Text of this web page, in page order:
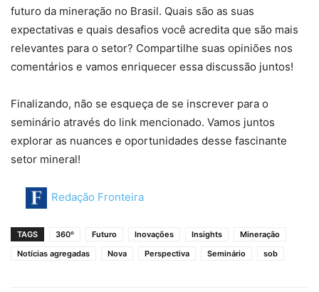
futuro da mineração no Brasil. Quais são as suas
expectativas e quais desafios você acredita que são mais
relevantes para o setor? Compartilhe suas opiniões nos
comentários e vamos enriquecer essa discussão juntos!
Finalizando, não se esqueça de se inscrever para o
seminário através do link mencionado. Vamos juntos
explorar as nuances e oportunidades desse fascinante
setor mineral!
Redação Fronteira
TAGS 360º Futuro Inovações Insights
Mineração
Notícias agregadas
Nova Perspectiva Seminário sob